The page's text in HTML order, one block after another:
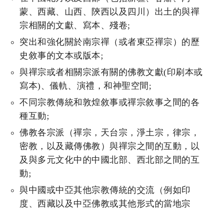
蒙、西藏、山西、陝西以及四川）出土的與禪
宗相關的文獻、寫本、殘卷;
突出和強化關於南宗禪（或者東亞禪宗）的歷
史敘事的文本或版本;
與禪宗或者相關宗派有關的佛教文獻(印刷本或
寫本)、儀軌、演禮，和神聖空間;
不同宗教傳統和敦煌敘事或禪宗敘事之間的各
種互動;
佛教各宗派（禪宗，天台宗，淨土宗，律宗，
密教，以及藏傳佛教）與禪宗之間的互動，以
及與多元文化中的中國北部、西北部之間的互
動;
與中國或中亞其他宗教傳統的交流（例如印
度、西藏以及中亞佛教或其他形式的當地宗